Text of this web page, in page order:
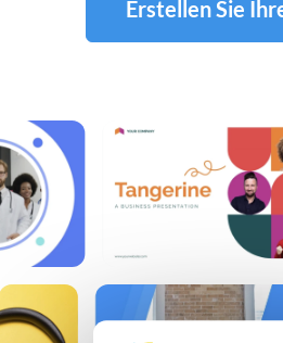
Erstellen Sie